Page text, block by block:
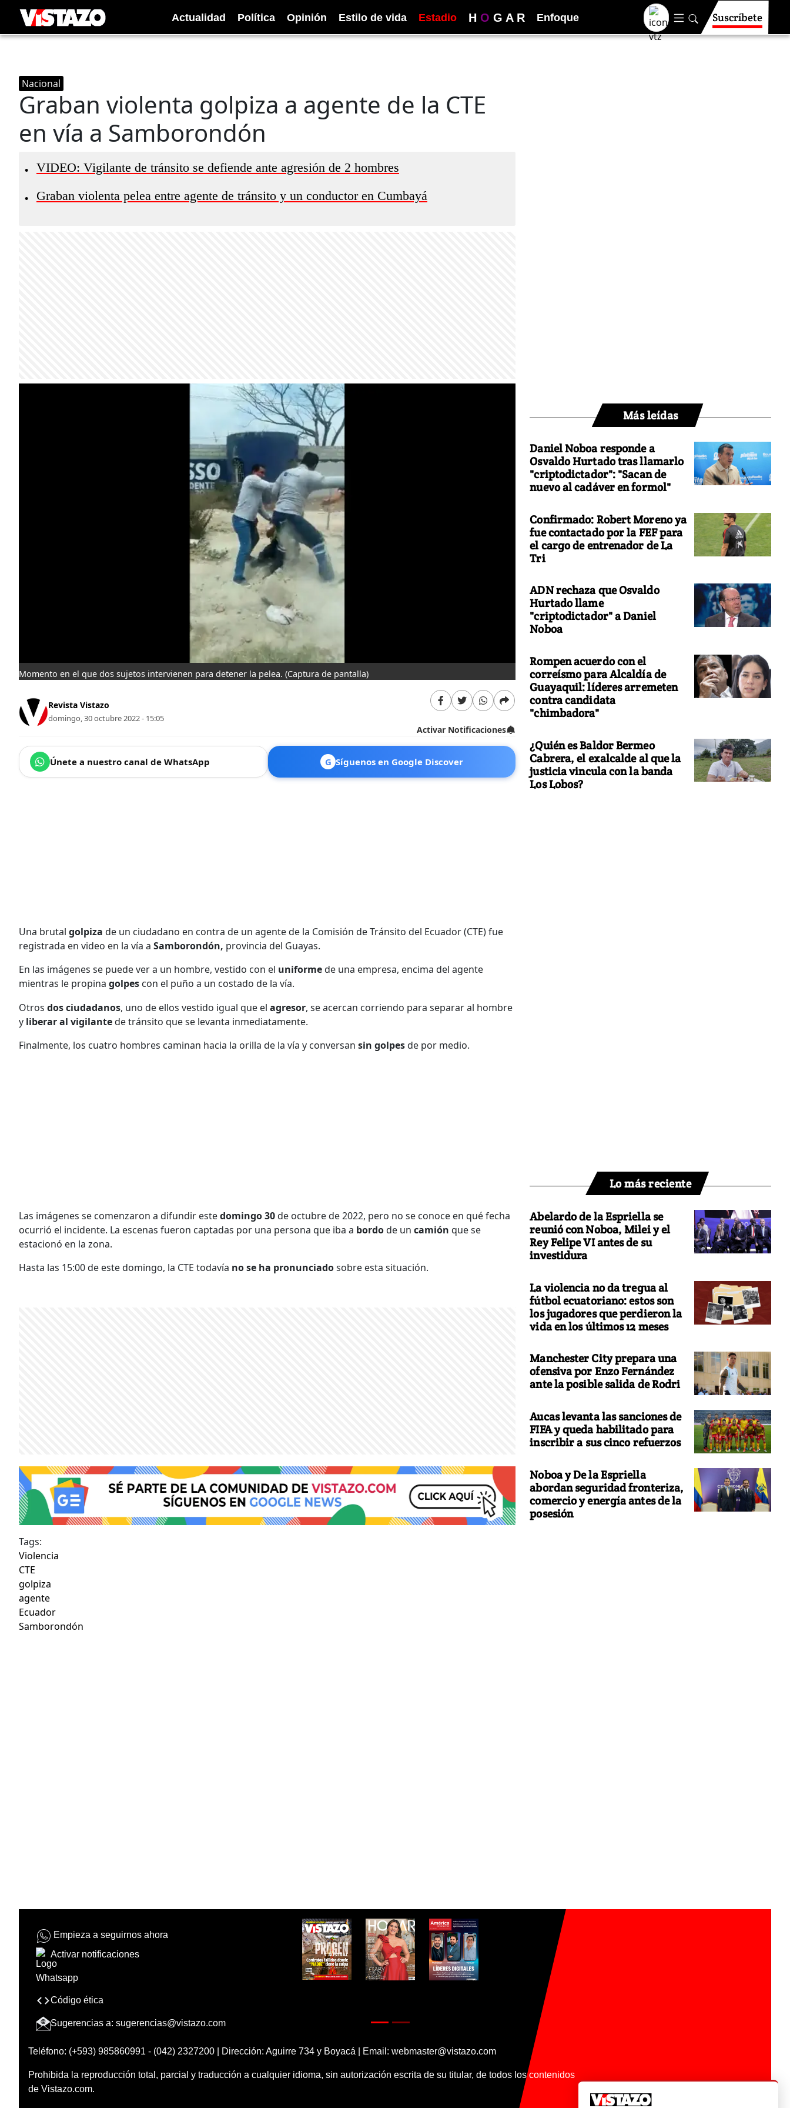
Actualidad Política Opinión Estilo de vida Estadio H O G A R Enfoque Suscríbete
Nacional
Graban violenta golpiza a agente de la CTE
en vía a Samborondón
• VIDEO: Vigilante de tránsito se defiende ante agresión de 2 hombres
• Graban violenta pelea entre agente de tránsito y un conductor en Cumbayá
Momento en el que dos sujetos intervienen para detener la pelea. (Captura de pantalla)
Revista Vistazo
domingo, 30 octubre 2022 - 15:05
Activar Notificaciones
Únete a nuestro canal de WhatsApp G Síguenos en Google Discover
Una brutal golpiza de un ciudadano en contra de un agente de la Comisión de Tránsito del Ecuador (CTE) fue
registrada en video en la vía a Samborondón, provincia del Guayas.
En las imágenes se puede ver a un hombre, vestido con el uniformede una empresa, encima del agente
mientras le propina golpes con el puño a un costado de la vía.
Otros dos ciudadanos, uno de ellos vestido igual que el agresor, se acercan corriendo para separar al hombre
y liberar al vigilantede tránsito que se levanta inmediatamente.
Finalmente, los cuatro hombres caminan hacia la orilla de la vía y conversan sin golpesde por medio.
Las imágenes se comenzaron a difundir estedomingo 30de octubre de 2022, pero no se conoce en qué fecha
ocurrió el incidente. La escenas fueron captadas por una persona que iba a bordode un camión que se
estacionó en la zona.
Hasta las 15:00 de este domingo, la CTE todavía no se ha pronunciadosobre esta situación.
Tags:
Violencia
CTE
golpiza
agente
Ecuador
Samborondón
Más leídas
Daniel Noboa responde a
Osvaldo Hurtado tras llamarlo
"criptodictador": "Sacan de
nuevo al cadáver en formol"
Confirmado: Robert Moreno ya
fue contactado por la FEF para
el cargo de entrenador de La
Tri
ADN rechaza que Osvaldo
Hurtado llame
"criptodictador" a Daniel
Noboa
Rompen acuerdo con el
correísmo para Alcaldía de
Guayaquil: líderes arremeten
contra candidata
"chimbadora"
¿Quién es Baldor Bermeo
Cabrera, el exalcalde al que la
justicia vincula con la banda
Los Lobos?
Lo más reciente
Abelardo de la Espriella se
reunió con Noboa, Milei y el
Rey Felipe VI antes de su
investidura
La violencia no da tregua al
fútbol ecuatoriano: estos son
los jugadores que perdieron la
vida en los últimos 12 meses
Manchester City prepara una
ofensiva por Enzo Fernández
ante la posible salida de Rodri
Aucas levanta las sanciones de
FIFA y queda habilitado para
inscribir a sus cinco refuerzos
Noboa y De la Espriella
abordan seguridad fronteriza,
comercio y energía antes de la
posesión
Empieza a seguirnos ahora
Activar notificaciones
Código ética
Sugerencias a: sugerencias@vistazo.com
Teléfono: (+593) 985860991 - (042) 2327200 | Dirección: Aguirre 734 y Boyacá | Email: webmaster@vistazo.com
Prohibida la reproducción total, parcial y traducción a cualquier idioma, sin autorización escrita de su titular, de todos los contenidos
de Vistazo.com.